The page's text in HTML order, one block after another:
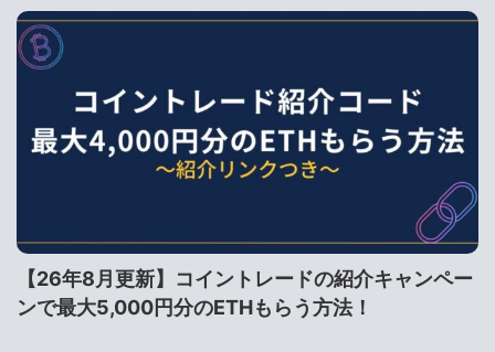
【26年8月更新】コイントレードの紹介キャンペー
ンで最大5,000円分のETHもらう方法！